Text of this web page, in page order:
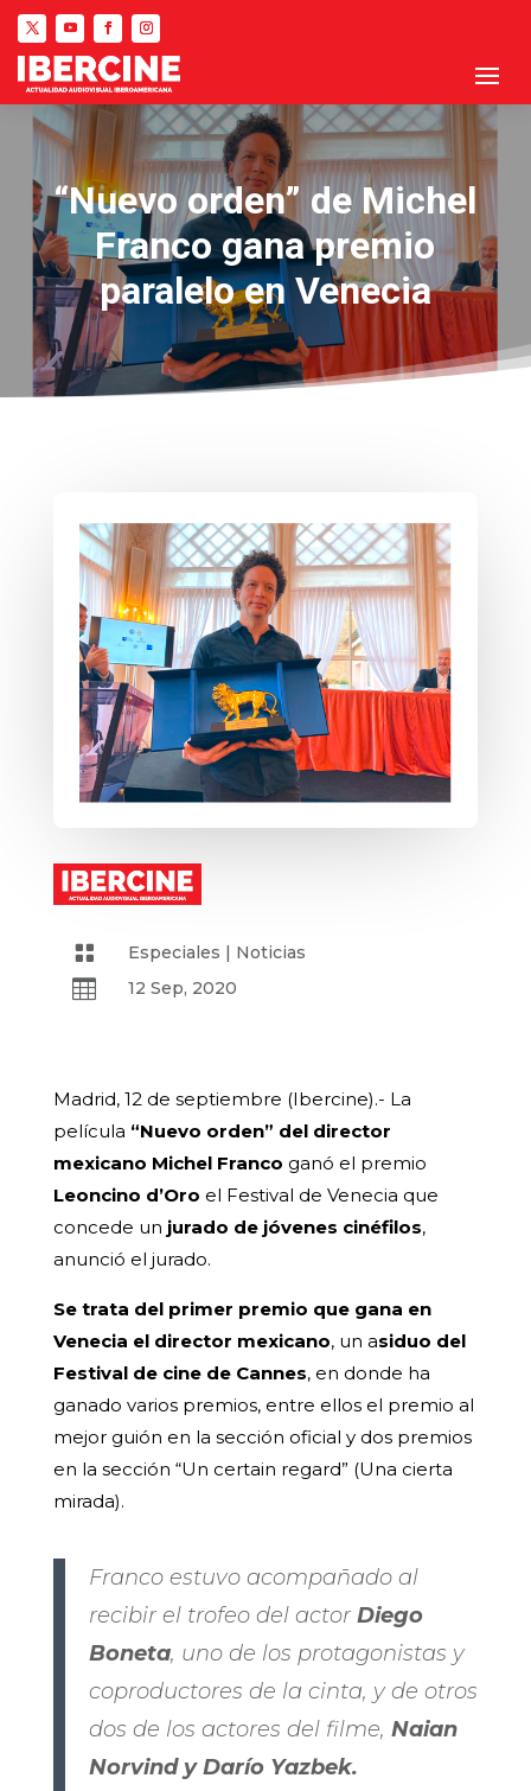
“Nuevo orden” de Michel
Franco gana premio
paralelo en Venecia
 Especiales | Noticias
 12 Sep, 2020
Madrid, 12 de septiembre (Ibercine).- La
película “Nuevo orden” del director
mexicano Michel Franco ganó el premio
Leoncino d’Oro el Festival de Venecia que
concede un jurado de jóvenes cinéfilos,
anunció el jurado.
Se trata del primer premio que gana en
Venecia el director mexicano, un asiduo del
Festival de cine de Cannes, en donde ha
ganado varios premios, entre ellos el premio al
mejor guión en la sección oficial y dos premios
en la sección “Un certain regard” (Una cierta
mirada).
Franco estuvo acompañado al
recibir el trofeo del actorDiego
Boneta, uno de los protagonistas y
coproductores de la cinta, y de otros
dos de los actores del filme, Naian
Norvind y Darío Yazbek.